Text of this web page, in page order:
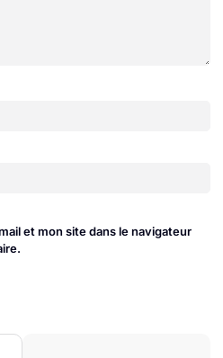
et mon site dans le navigateur